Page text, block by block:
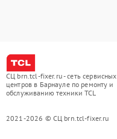
СЦ brn.tcl-fixer.ru - сеть сервисных
центров в Барнауле по ремонту и
обслуживанию техники TCL
2021-2026 © СЦ brn.tcl-fixer.ru